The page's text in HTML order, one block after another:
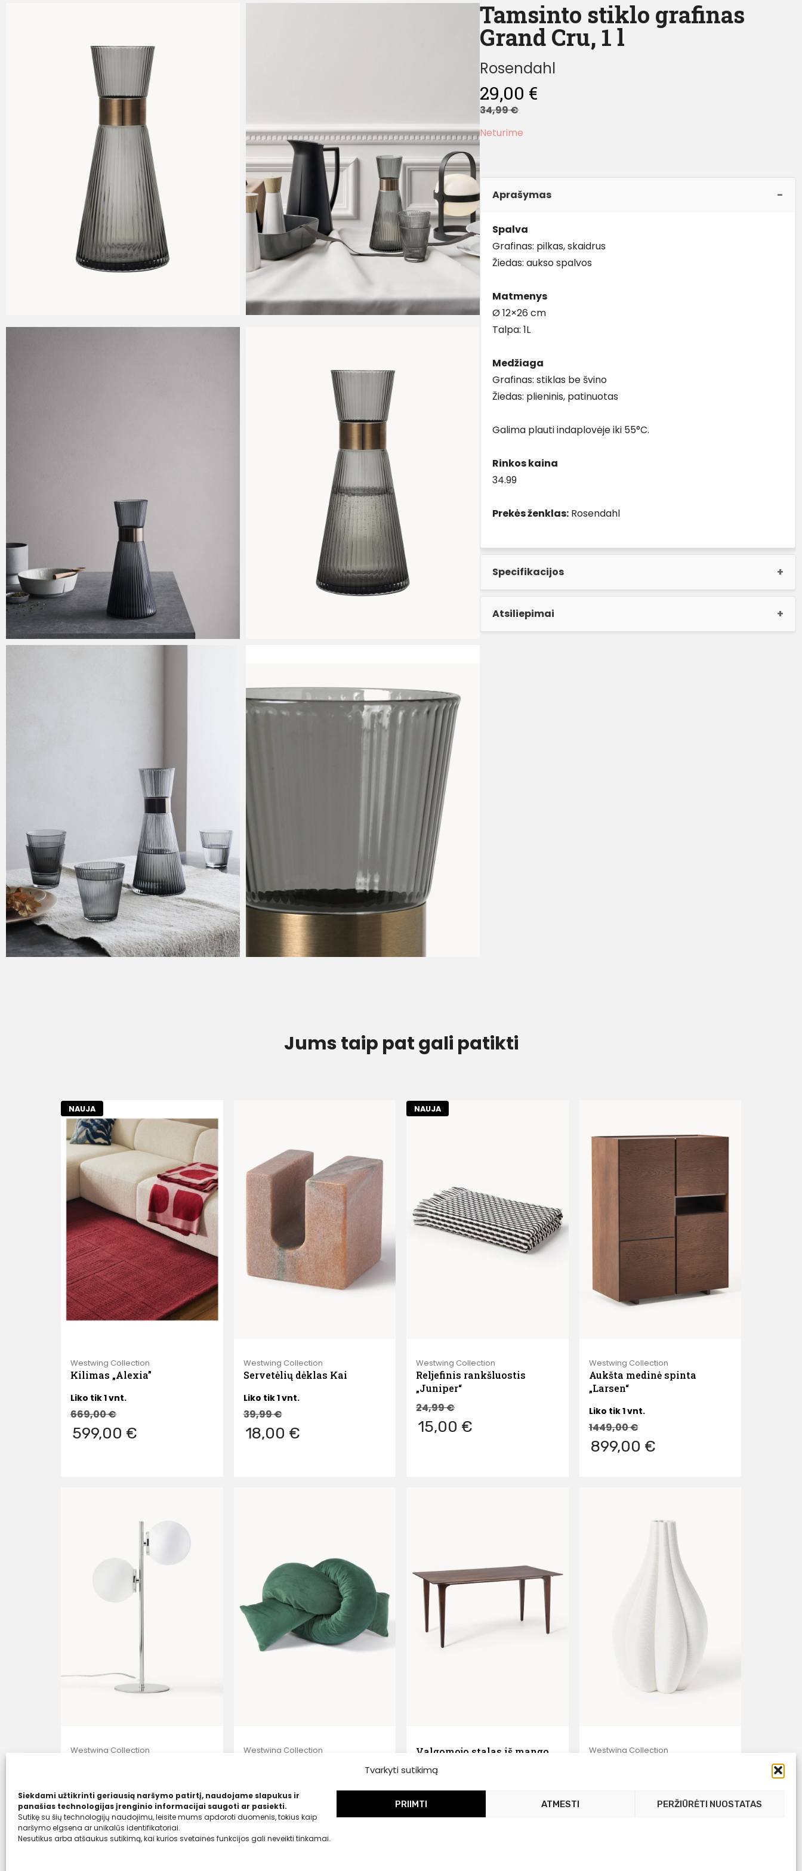
Tvarkyti sutikimą
Siekdami užtikrinti geriausią naršymo patirtį, naudojame slapukus ir
panašias technologijas įrenginio informacijai saugoti ar pasiekti.
Sutikę su šių technologijų naudojimu, leisite mums apdoroti duomenis, tokius kaip
naršymo elgsena ar unikalūs identifikatoriai.
Nesutikus arba atšaukus sutikimą, kai kurios svetainės funkcijos gali neveikti tinkamai.
PRIIMTI ATMESTI PERŽIŪRĖTI NUOSTATAS
Tamsinto stiklo grafinas
Grand Cru, 1 l
Rosendahl
29,00 €
34,99€
Neturime
Aprašymas
Spalva
Grafinas: pilkas, skaidrus
Žiedas: aukso spalvos
Matmenys
Ø 12×26 cm
Talpa: 1L
Medžiaga
Grafinas: stiklas be švino
Žiedas: plieninis, patinuotas
Galima plauti indaplovėje iki 55°C.
Rinkos kaina
34.99
Prekės ženklas: Rosendahl
Specifikacijos
Atsiliepimai
Jums taip pat gali patikti
NAUJA
Westwing Collection
Kilimas „Alexia”
Liko tik 1 vnt.
669,00€
599,00 €
Westwing Collection
Servetėlių dėklas Kai
Liko tik 1 vnt.
39,99€
18,00 €
NAUJA
Westwing Collection
Reljefinis rankšluostis
„Juniper“
24,99€
15,00 €
Westwing Collection
Aukšta medinė spinta
„Larsen“
Liko tik 1 vnt.
1449,00€
899,00 €
Westwing Collection
47,00 €
Westwing Collection
35,00 €
Valgomojo stalas iš mango
medienos Archie, 200×100
cm
Liko tik 1 vnt.
1099,00€
Westwing Collection